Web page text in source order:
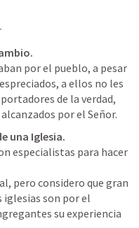
por el pueblo, a pesar
a ellos no les
de la verdad,
por el Señor.
una Iglesia.
especialistas para hacer
pero considero que gran
iglesias son por el
su experiencia